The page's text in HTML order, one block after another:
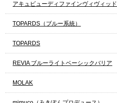
アキュビューディファインヴィヴィッド
TOPARDS（ブルー系統）
TOPARDS
REVIA ブルーライトベーシックバリア
MOLAK